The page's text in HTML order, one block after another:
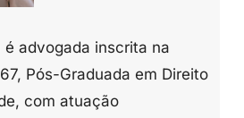
é advogada inscrita na
Pós-Graduada em Direito
com atuação